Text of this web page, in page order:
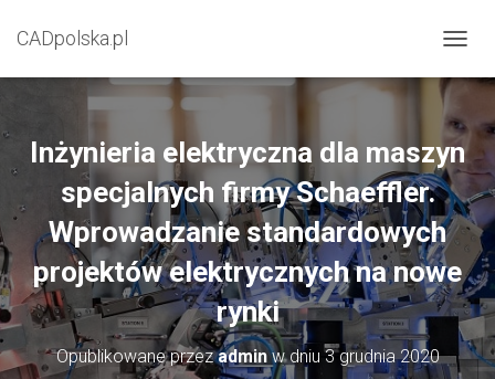
CADpolska.pl
R
E
Ą
Z
N
A
W
I
G
A
J
Inżynieria elektryczna dla maszyn
specjalnych firmy Schaeffler.
Wprowadzanie standardowych
projektów elektrycznych na nowe
rynki
Opublikowane przezadminw dniu3 grudnia 2020